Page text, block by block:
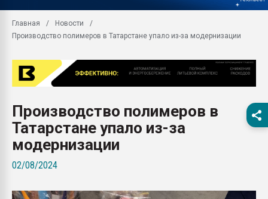
28.07.2026
Всё, что касается
бутылок
Материал поверхности
вакуумного
ПЕРЕЙТИ НА
Главная
Новости
Производство полимеров в Татарстане упало из-за модернизации
Производство полимеров в
Татарстане упало из-за
модернизации
02/08/2024